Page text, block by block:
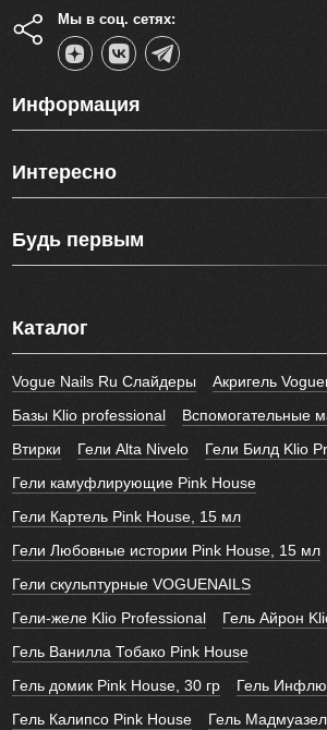
Мы в соц. сетях:
Информация
Интересно
Будь первым
Каталог
Vogue Nails Ru Слайдеры
Акригель
Базы Klio professional
Вспомогательные
Втирки
Гели Alta Nivelo
Гели Билд Klio
Гели камуфлирующие Pink House
Гели Картель Pink House, 15 мл
Гели Любовные истории Pink House, 15 мл
Гели скульптурные VOGUENAILS
Гели-желе Klio Professional
Гель Айрон
Гель Ванилла Тобако Pink House
Гель домик Pink House, 30 гр
Гель
Гель Калипсо Pink House
Гель